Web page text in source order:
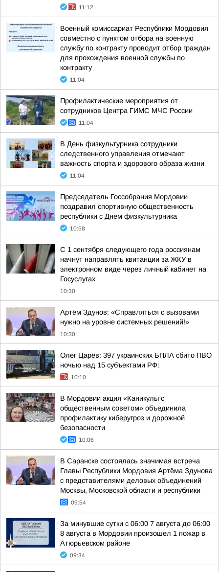
11:12
Военный комиссариат Республики Мордовия
совместно с пунктом отбора на военную
службу по контракту проводит отбор граждан
для прохождения военной службы по
контракту
11:04
Профилактические мероприятия от
сотрудников Центра ГИМС МЧС России
11:04
В День физкультурника сотрудники
следственного управления отмечают
важность спорта и здорового образа жизни
11:04
Председатель Госсобрания Мордовии
поздравил спортивную общественность
республики с Днем физкультурника
10:58
С 1 сентября следующего года россиянам
начнут направлять квитанции за ЖКУ в
электронном виде через личный кабинет на
Госуслугах
10:30
Артём Здунов: «Справляться с вызовами
нужно на уровне системных решений!»
10:30
Олег Царёв: 397 украинских БПЛА сбито ПВО
ночью над 15 субъектами РФ:
10:10
В Мордовии акция «Каникулы с
общественным советом» объединила
профилактику киберугроз и дорожной
безопасности
10:06
В Саранске состоялась значимая встреча
Главы Республики Мордовия Артёма Здунова
с представителями деловых объединений
Москвы, Московской области и республики
09:54
За минувшие сутки с 06:00 7 августа до 06:00
8 августа в Мордовии произошел 1 пожар в
Атюрьевском районе
09:34